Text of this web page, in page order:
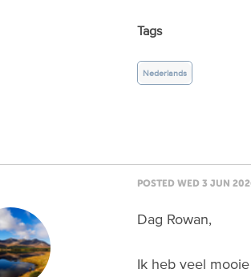
Tags
Nederlands
POSTED WED 3 JUN
Dag Rowan,
Ik heb veel